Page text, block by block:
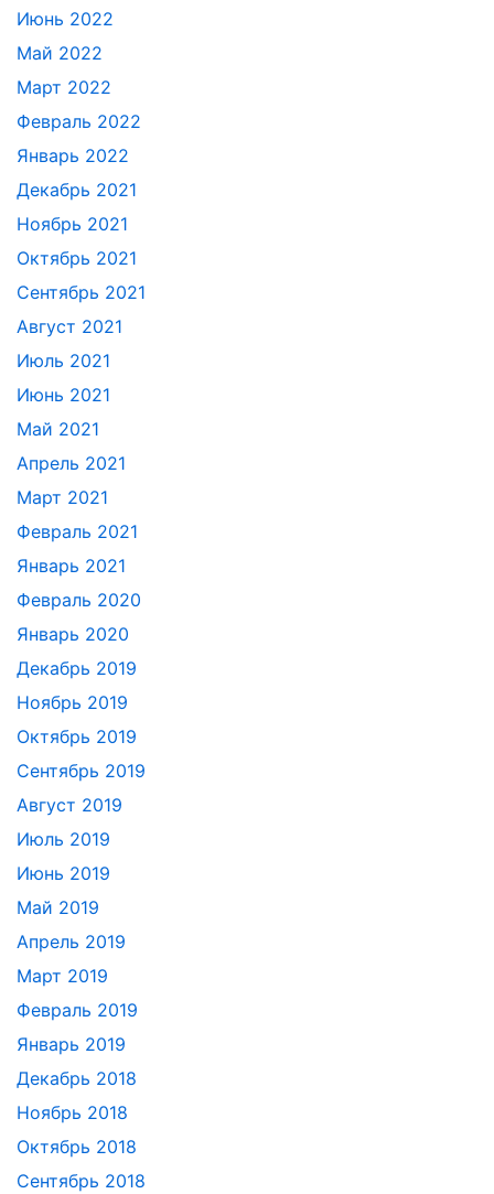
Июнь 2022
Май 2022
Март 2022
Февраль 2022
Январь 2022
Декабрь 2021
Ноябрь 2021
Октябрь 2021
Сентябрь 2021
Август 2021
Июль 2021
Июнь 2021
Май 2021
Апрель 2021
Март 2021
Февраль 2021
Январь 2021
Февраль 2020
Январь 2020
Декабрь 2019
Ноябрь 2019
Октябрь 2019
Сентябрь 2019
Август 2019
Июль 2019
Июнь 2019
Май 2019
Апрель 2019
Март 2019
Февраль 2019
Январь 2019
Декабрь 2018
Ноябрь 2018
Октябрь 2018
Сентябрь 2018